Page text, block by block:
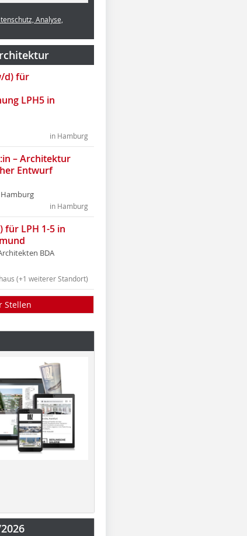
Analyse,
d) für
LPH5 in
in Hamburg
– Architektur
Entwurf
in Hamburg
LPH 1-5 in
BDA
(+1 weiterer Standort)
Stellen